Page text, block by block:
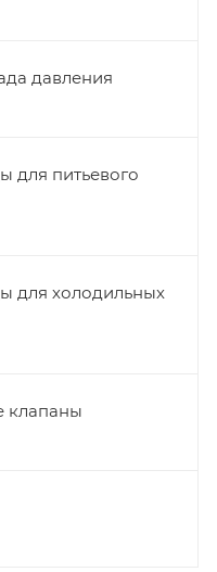
давления
для питьевого
для холодильных
клапаны